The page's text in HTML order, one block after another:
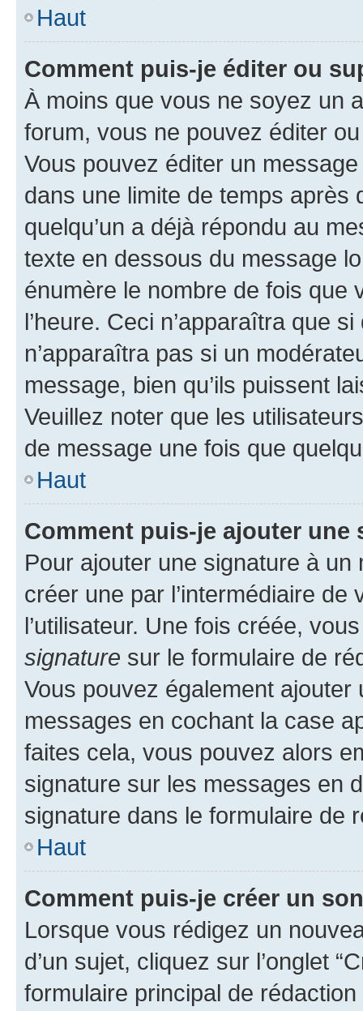
Haut
Comment puis-je éditer ou
À moins que vous ne soyez un
forum, vous ne pouvez éditer
Vous pouvez éditer un
dans une limite de temps après
quelqu’un a déjà répondu au
texte en dessous du message
énumère le nombre de fois que
l’heure. Ceci n’apparaîtra que
n’apparaîtra pas si un
message, bien qu’ils puissent
Veuillez noter que les
de message une fois que
Haut
Comment puis-je ajouter une
Pour ajouter une signature à un
créer une par l’intermédiaire
l’utilisateur. Une fois créée,
signature sur le formulaire de
Vous pouvez également
messages en cochant la case
faites cela, vous pouvez alors
signature sur les messages en
signature dans le formulaire de
Haut
Comment puis-je créer un
Lorsque vous rédigez un
d’un sujet, cliquez sur l’onglet
formulaire principal de